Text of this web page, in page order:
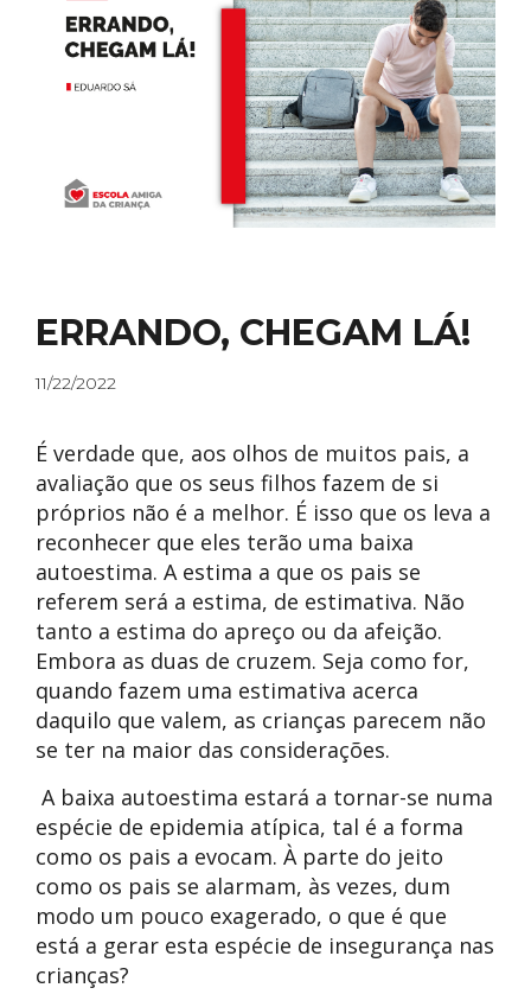
PRÉMIOS
COMISSÕES
ERRANDO, CHEGAM LÁ!
11/22/2022
É verdade que, aos olhos de muitos pais, a
avaliação que os seus filhos fazem de si
próprios não é a melhor. É isso que os leva a
reconhecer que eles terão uma baixa
autoestima. A estima a que os pais se
referem será a estima, de estimativa. Não
tanto a estima do apreço ou da afeição.
Embora as duas de cruzem. Seja como for,
quando fazem uma estimativa acerca
daquilo que valem, as crianças parecem não
se ter na maior das considerações.
A baixa autoestima estará a tornar-se numa
espécie de epidemia atípica, tal é a forma
como os pais a evocam. À parte do jeito
como os pais se alarmam, às vezes, dum
modo um pouco exagerado, o que é que
está a gerar esta espécie de insegurança nas
crianças?